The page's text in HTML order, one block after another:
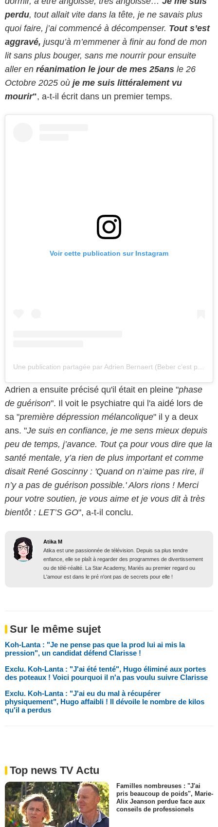
perdu, tout allait vite dans la tête, je ne savais plus
quoi faire, j’ai commencé à décompenser. Tout s’est
aggravé, jusqu’à m’emmener à finir au fond de mon
lit sans plus bouger, sans me nourrir pour ensuite
aller en réanimation le jour de mes 25ans le 26
Octobre 2025 où je me suis littéralement vu
mourir", a-t-il écrit dans un premier temps.
Voir cette publication sur Instagram
Une publication partagée par Adrien Bernaert (Beber c’est plus simple) (@beber_engalere)
Adrien a ensuite précisé qu'il était en pleine "phase
de guérison". Il voit le psychiatre qui l'a aidé lors de
sa "première dépression mélancolique" il y a deux
ans. "Je suis en confiance, je me sens mieux depuis
peu de temps, j’avance. Tout ça pour vous dire que la
santé mentale, y’a rien de plus important et comme
disait René Goscinny : 'Quand on n’aime pas rire, il
n’y a pas de guérison possible.' Alors rions ! Merci
pour votre soutien, je vous aime et je vous dit à très
bientôt : LET’S GO", a-t-il conclu.
Atika M
Atika est une passionnée de télévision. Depuis sa plus tendre
enfance, elle se plaît à regarder des programmes de divertissement
ou de télé-réalité. La Star Academy, Mariés au premier regard ou
L'amour est dans le pré n'ont pas de secrets pour elle !
Sur le même sujet
Koh-Lanta : "Je ne pense pas que la prod lui ai mis la
pression", un candidat défend Clarisse !
Exclu. Koh-Lanta : "J'ai été tenté", Hugo éliminé aux portes
des poteaux ! Voici pourquoi il n'a pas voulu suivre Clarisse
Exclu. Koh-Lanta : "J'ai eu du mal à récupérer
physiquement", Hugo affaibli ! Il dévoile le nombre de kilos
qu'il a perdus
Top news TV Actu
Familles nombreuses : "J'ai
pris beaucoup de poids", Marie-
Alix Jeanson perdue face aux
conseils de professionels